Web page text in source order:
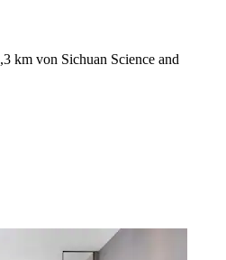
km von Sichuan Science and